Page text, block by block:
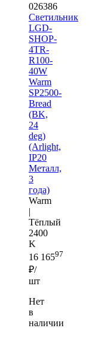
026386
Светильник
LGD-
SHOP-
4TR-
R100-
40W
Warm
SP2500-
Bread
(BK,
24
deg)
(Arlight,
IP20
Металл,
3
года)
Warm
|
Тёплый
2400
K
16 16597
₽/
шт
Нет
в
наличии